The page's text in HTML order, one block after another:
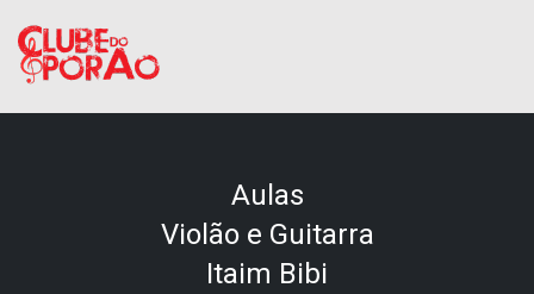
Aulas
Violão e Guitarra
Itaim Bibi